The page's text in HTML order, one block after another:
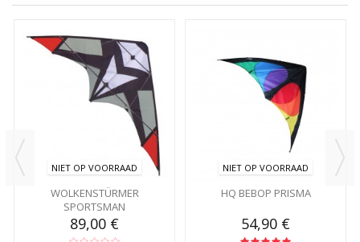
NIET OP VOORRAAD
WOLKENSTÜRMER
SPORTSMAN
89,00 €
NIET OP VOORRAAD
HQ BEBOP PRISMA
54,90 €